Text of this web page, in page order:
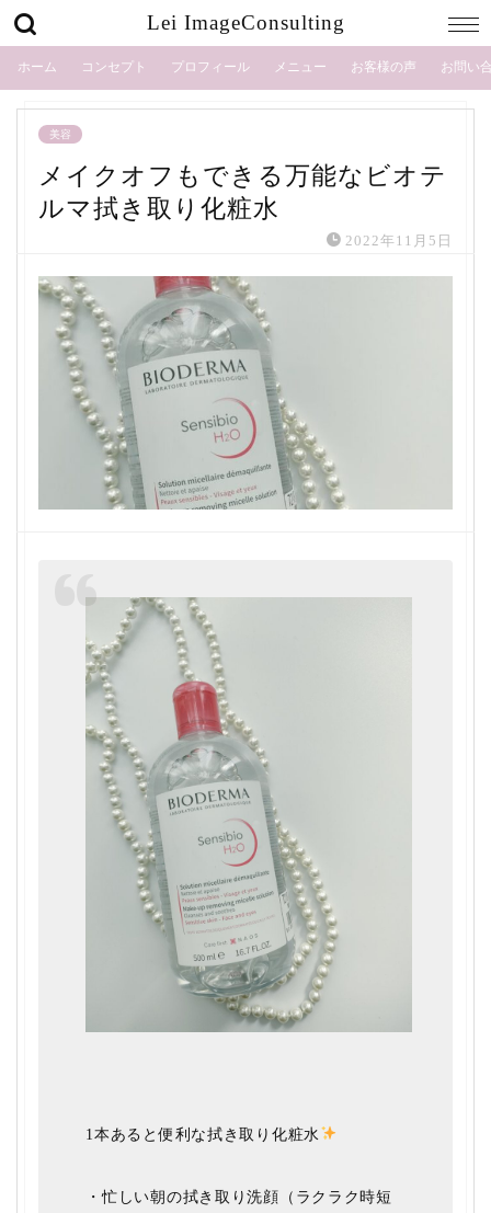
Lei ImageConsulting
ホーム コンセプト プロフィール メニュー お客様の声 お問い
美容
メイクオフもできる万能なビオテ
ルマ拭き取り化粧水
2022年11月5日
1本あると便利な拭き取り化粧水
・忙しい朝の拭き取り洗顔（ラクラク時短